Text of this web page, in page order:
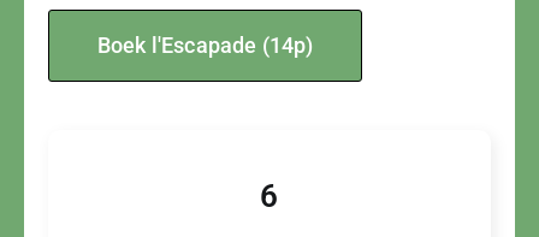
Boek l'Escapade (14p)
6